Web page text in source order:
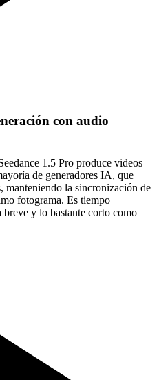
con audio
1.5 Pro produce videos
de generadores IA, que
manteniendo la sincronización de
fotograma. Es tiempo
y lo bastante corto como